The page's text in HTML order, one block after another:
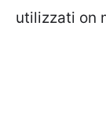
utilizzati on